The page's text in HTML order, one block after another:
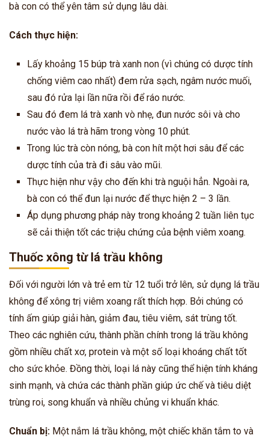
bà con có thể yên tâm sử dụng lâu dài.
Cách thực hiện:
Lấy khoảng 15 búp trà xanh non (vì chúng có dược tính
chống viêm cao nhất) đem rửa sạch, ngâm nước muối,
sau đó rửa lại lần nữa rồi để ráo nước.
Sau đó đem lá trà xanh vò nhẹ, đun nước sôi và cho
nước vào lá trà hãm trong vòng 10 phút.
Trong lúc trà còn nóng, bà con hít một hơi sâu để các
dược tính của trà đi sâu vào mũi.
Thực hiện như vậy cho đến khi trà nguội hẳn. Ngoài ra,
bà con có thể đun lại nước để thực hiện 2 – 3 lần.
Áp dụng phương pháp này trong khoảng 2 tuần liên tục
sẽ cải thiện tốt các triệu chứng của bệnh viêm xoang.
Thuốc xông từ lá trầu không
Đối với người lớn và trẻ em từ 12 tuổi trở lên, sử dụng lá trầu
không để xông trị viêm xoang rất thích hợp. Bởi chúng có
tính ấm giúp giải hàn, giảm đau, tiêu viêm, sát trùng tốt.
Theo các nghiên cứu, thành phần chính trong lá trầu không
gồm nhiều chất xơ, protein và một số loại khoáng chất tốt
cho sức khỏe. Đồng thời, loại lá này cũng thể hiện tính kháng
sinh mạnh, và chứa các thành phần giúp ức chế và tiêu diệt
trùng roi, song khuẩn và nhiều chủng vi khuẩn khác.
Chuẩn bị: Một nắm lá trầu không, một chiếc khăn tắm to và